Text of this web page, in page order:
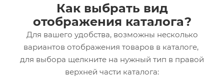
Как выбрать вид
отображения каталога?
Для вашего удобства, возможны несколько
вариантов отображения товаров в каталоге,
для выбора щелкните на нужный тип в правой
верхней части каталога: